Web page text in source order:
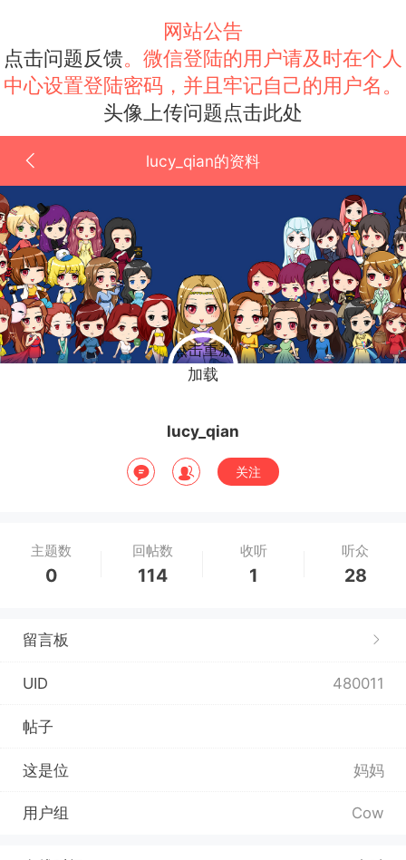
网站公告
点击问题反馈。微信登陆的用户请及时在个人
中心设置登陆密码，并且牢记自己的用户名。
头像上传问题点击此处
lucy_qian的资料
点击重新
加载
lucy_qian
关注
主题数
0
回帖数
114
收听
1
听众
28
留言板
UID 480011
帖子
这是位 妈妈
用户组 Cow